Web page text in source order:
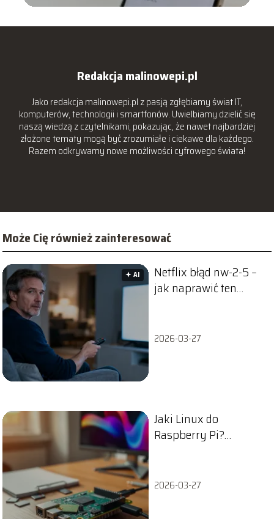
Redakcja malinowepi.pl
Jako redakcja malinowepi.pl z pasją zgłębiamy świat IT,
komputerów, technologii i smartfonów. Uwielbiamy dzielić się
naszą wiedzą z czytelnikami, pokazując, że nawet najbardziej
złożone tematy mogą być zrozumiałe i ciekawe dla każdego.
Razem odkrywamy nowe możliwości cyfrowego świata!
Może Cię również zainteresować
🟅 AI
Netflix błąd nw-2-5 –
jak naprawić ten
2026-03-27
Jaki Linux do
Raspberry Pi?
2026-03-27